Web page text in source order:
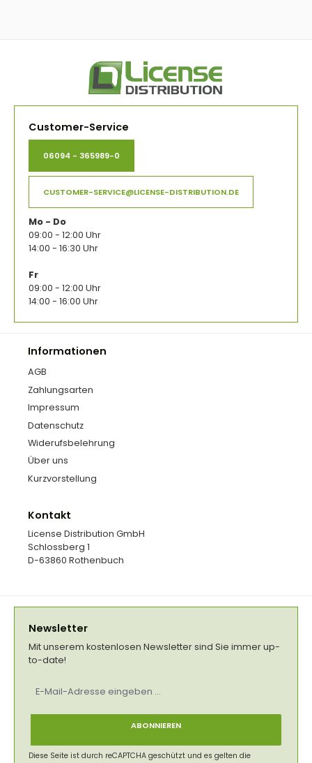
Customer-Service
06094 - 365989-0
CUSTOMER-SERVICE@LICENSE-DISTRIBUTION.DE
Mo - Do
09:00 - 12:00 Uhr
14:00 - 16:30 Uhr
Fr
09:00 - 12:00 Uhr
14:00 - 16:00 Uhr
Informationen
AGB
Zahlungsarten
Impressum
Datenschutz
Widerufsbelehrung
Über uns
Kurzvorstellung
Kontakt
License Distribution GmbH
Schlossberg 1
D-63860 Rothenbuch
Newsletter
Mit unserem kostenlosen Newsletter sind Sie immer up-
to-date!
Mail-
ABONNIEREN
Diese Seite ist durch reCAPTCHA geschützt und es gelten die